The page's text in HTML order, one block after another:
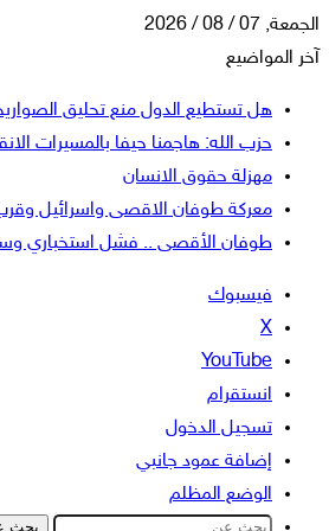
الجمعة, 07 / 08 / 2026
آخر المواضيع
هل تستطيع الدول منع تحليق
حزب الله: هاجمنا حيفا بالمسيرات
مهزلة حقوق الانسان
معركة طوفان الاقصى واسرائيل
طوفان الأقصى .. فشل استخباري
فيسبوك
‫X
‫YouTube
انستقرام
تسجيل الدخول
إضافة عمود جانبي
الوضع المظلم
بحث